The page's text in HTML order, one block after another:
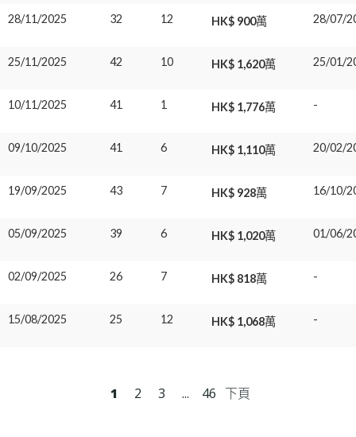
28/11/2025 32 12 HK$ 900萬 28/07/
25/11/2025 42 10 HK$ 1,620萬 25/01/
10/11/2025 41 1 HK$ 1,776萬 -
09/10/2025 41 6 HK$ 1,110萬 20/02/
19/09/2025 43 7 HK$ 928萬 16/10/
05/09/2025 39 6 HK$ 1,020萬 01/06/
02/09/2025 26 7 HK$ 818萬 -
15/08/2025 25 12 HK$ 1,068萬 -
1 2 3 ... 46 下頁